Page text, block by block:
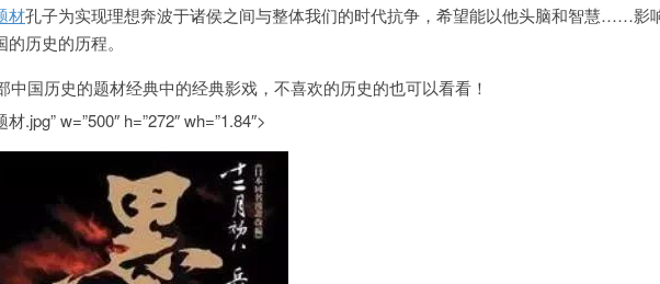
材孔子为实现理想奔波于诸侯之间与整体我们的时代抗争，希望能以他头脑和智慧……影
的历史的历程。
材.jpg” w=”500″ h=”272″ wh=”1.84″>